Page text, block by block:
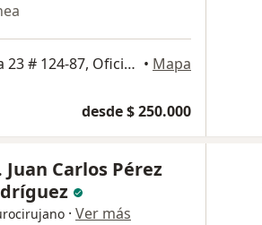
Torre Zentai, Carrera 23 # 124-87, Oficina 701, Bogotá • Mapa
desde $ 250.000
Juan Carlos Pérez
· Ver más